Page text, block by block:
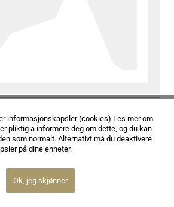
jubilerer
informasjonskapsler (cookies) Les mer om
pliktig å informere deg om dette, og du kan
som normalt. Alternativt må du deaktivere
på dine enheter.
Ok, jeg skjønner